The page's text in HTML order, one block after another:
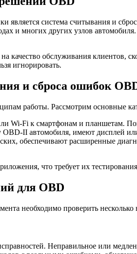
система считывания и
и многих других узлов
качество обслуживания клиентов,
игнорировать.
и сброса ошибок
работы. Рассмотрим основные
Wi-Fi к смартфонам и планшетам.
OBD-II автомобиля, имеют дисплей
обеспечивают расширенные
что требует их
для OBD
необходимо проверить
Неправильное или